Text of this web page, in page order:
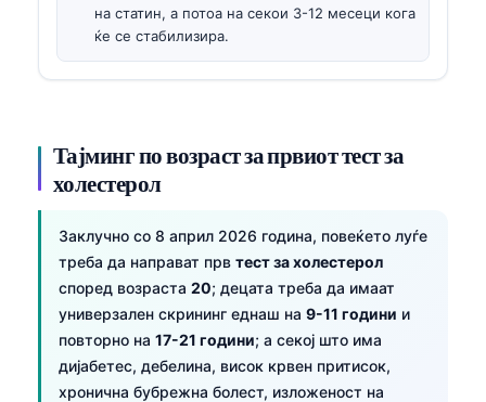
на статин, а потоа на секои 3-12 месеци кога
ќе се стабилизира.
Тајминг по возраст за првиот тест за
холестерол
Заклучно со 8 април 2026 година, повеќето луѓе
треба да направат прв тест за холестерол
според возраста 20; децата треба да имаат
универзален скрининг еднаш на 9-11 години и
повторно на 17-21 години; а секој што има
дијабетес, дебелина, висок крвен притисок,
хронична бубрежна болест, изложеност на